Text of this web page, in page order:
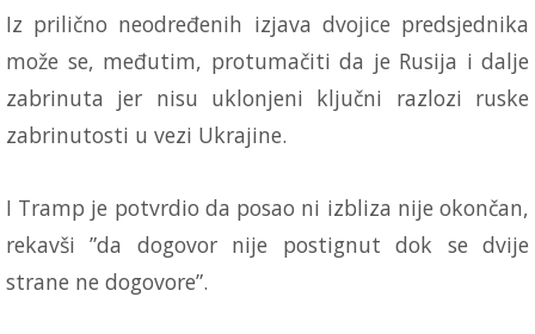
Iz prilično neodređenih izjava dvojice predsjednika
može se, međutim, protumačiti da je Rusija i dalje
zabrinuta jer nisu uklonjeni ključni razlozi ruske
zabrinutosti u vezi Ukrajine.
I Tramp je potvrdio da posao ni izbliza nije okončan,
rekavši ”da dogovor nije postignut dok se dvije
strane ne dogovore”.